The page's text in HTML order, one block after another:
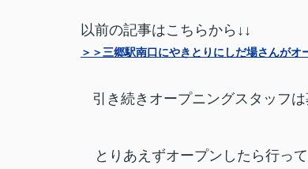
以前の記事はこちらから↓↓
＞＞三郷駅南口にやきとりにしだ場さんがオ
引き続きオープニングスタッフ
とりあえずオープンしたら行っ